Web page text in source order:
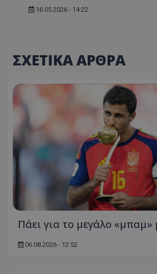
16.05.2026 - 14:22
ΣΧΕΤΙΚΑ ΑΡΘΡΑ
Πάει για το μεγάλο «μπαμ»
06.08.2026 - 12:52